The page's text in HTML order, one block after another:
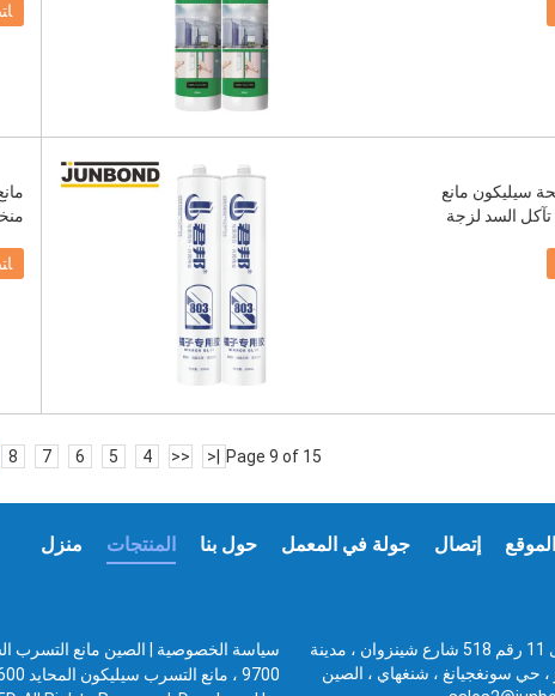
سيليكون مانع
تآكل السد لزجة
Page 9 of 15
|<
<<
4
5
6
7
8
إتصال جولة في المعمل حول بنا المنتجات منزل
سياسة الخصوصية
9700 ، مانع التسرب سيليكون المحايد 600 مل المزود.
802 مبنى 11 رقم 518 شارع شينزوان ، مدينة
، حي سونغجيانغ ، شنغهاي ، الصين